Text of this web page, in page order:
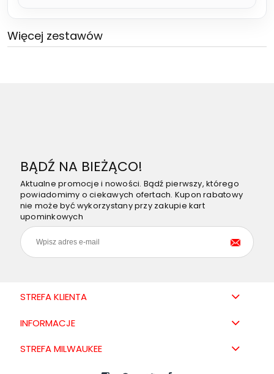
Więcej zestawów
BĄDŹ NA BIEŻĄCO!
Aktualne promocje i nowości. Bądź pierwszy, którego
powiadomimy o ciekawych ofertach. Kupon rabatowy
nie może być wykorzystany przy zakupie kart
upominkowych
STREFA KLIENTA
INFORMACJE
STREFA MILWAUKEE